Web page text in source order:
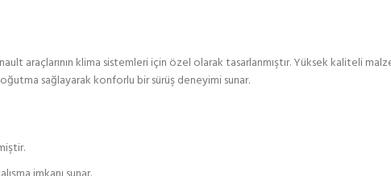
araçlarının klima sistemleri için özel olarak tasarlanmıştır. Yüksek kaliteli
sağlayarak konforlu bir sürüş deneyimi sunar.